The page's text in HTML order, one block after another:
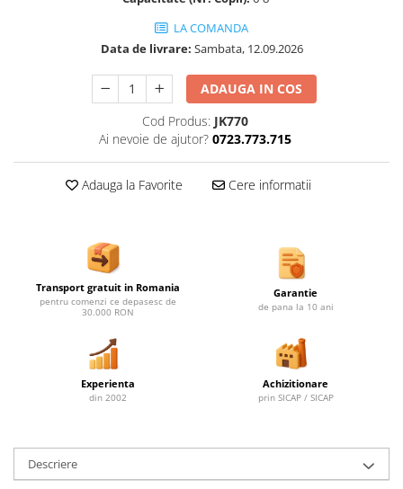
Ghivece de exterior
Stalpi camere video
Stalpi / bolarzi de delimitare
Cismea stradala / gradina
Tomberoane si Pubele de Gunoi
Mobilier urban DIZABILITATI
LA COMANDA
Data de livrare: Sambata, 12.09.2026
ADAUGA IN COS
Cod Produs: JK770
Ai nevoie de ajutor? 0723.773.715
Adauga la Favorite Cere informatii
Transport gratuit in Romania
pentru comenzi ce depasesc de
30.000 RON
Garantie
de pana la 10 ani
Experienta
din 2002
Achizitionare
prin SICAP / SICAP
Descriere